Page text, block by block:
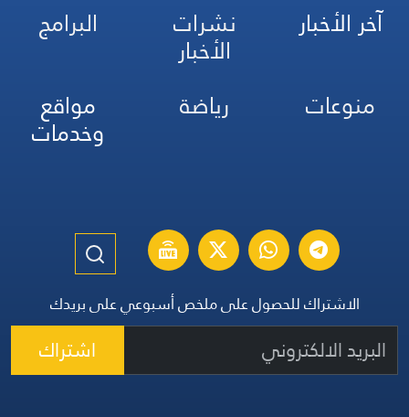
آخر الأخبار نشرات
الأخبار
البرامج
منوعات
رياضة مواقع
وخدمات
الاشتراك للحصول على ملخص أسبوعي على بريدك
اشتراك